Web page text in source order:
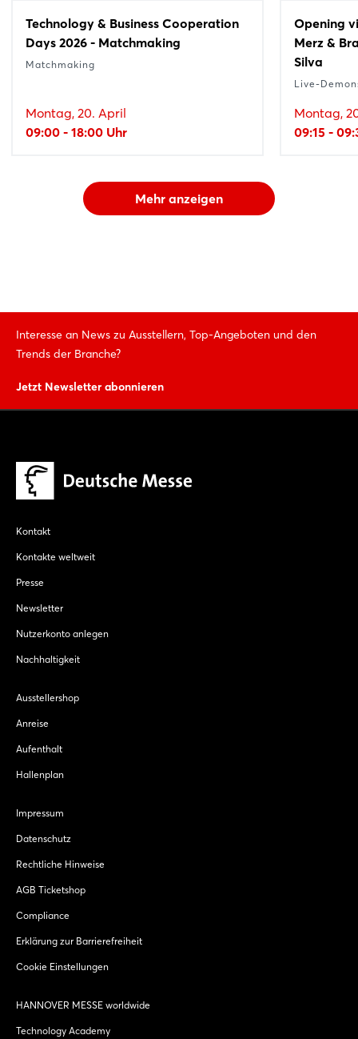
Technology & Business Cooperation
Days 2026 - Matchmaking
Matchmaking
Montag, 20. April
09:00 - 18:00 Uhr
Opening
Merz &
Silva
Live-
Montag,
09:15 -
Mehr anzeigen
Interesse an News zu Ausstellern, Top-Angeboten und den
Trends der Branche?
Jetzt Newsletter abonnieren
Kontakt
Kontakte weltweit
Presse
Newsletter
Nutzerkonto anlegen
Nachhaltigkeit
Ausstellershop
Anreise
Aufenthalt
Hallenplan
Impressum
Datenschutz
Rechtliche Hinweise
AGB Ticketshop
Compliance
Erklärung zur Barrierefreiheit
Cookie Einstellungen
HANNOVER MESSE worldwide
Technology Academy